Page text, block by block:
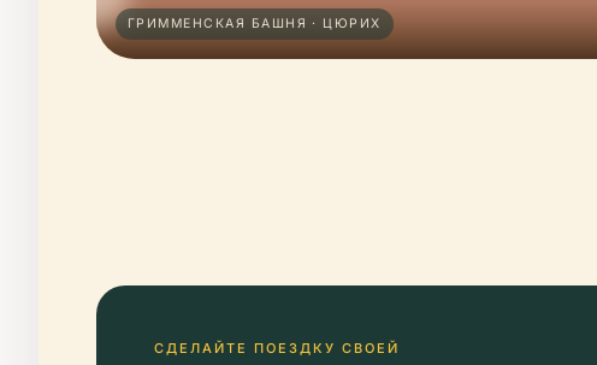
ГРИММЕНСКАЯ БАШНЯ · ЦЮРИХ
СДЕЛАЙТЕ ПОЕЗДКУ СВОЕЙ